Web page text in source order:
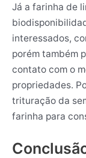
Já a farinha de
interessados,
porém também
contato com o
propriedades.
trituração da
farinha para